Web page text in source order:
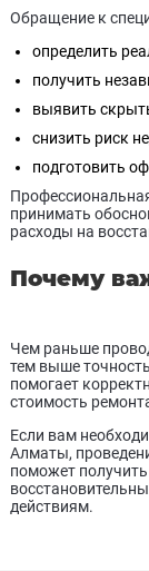
Обращение к
определить
получить
выявить
снизить риск
подготовить
принимать
расходы на
Почему
Чем раньше
тем выше
помогает
стоимость
Если вам
Алматы,
поможет
действиям.